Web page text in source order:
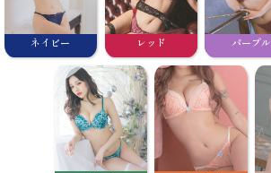
ネイビー レッド パープル